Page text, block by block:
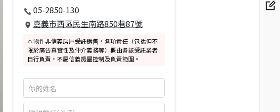
05-2850-130
嘉義市西區民生南路850巷87號
本物件非信義房屋受託銷售，各項責任（包括但不
限於廣告真實性及仲介義務等）概由各該受託業者
自行負責，不屬信義房屋控制及負責範圍。